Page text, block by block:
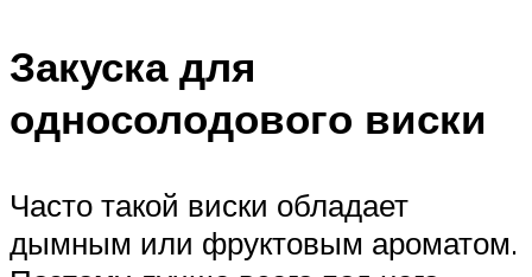
Закуска для
односолодового виски
Часто такой виски обладает
дымным или фруктовым ароматом.